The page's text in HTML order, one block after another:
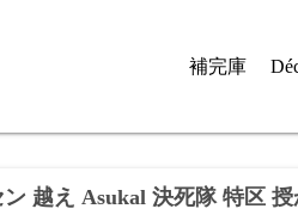
補完庫
越え Asukal 決死隊 特区